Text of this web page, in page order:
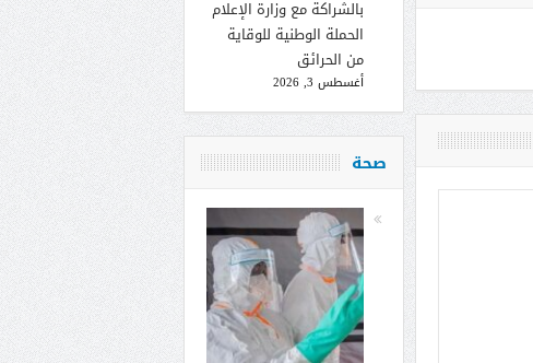
بالشراكة مع وزارة الإعلام
الحملة الوطنية للوقاية
من الحرائق
أغسطس 3, 2026
صحة